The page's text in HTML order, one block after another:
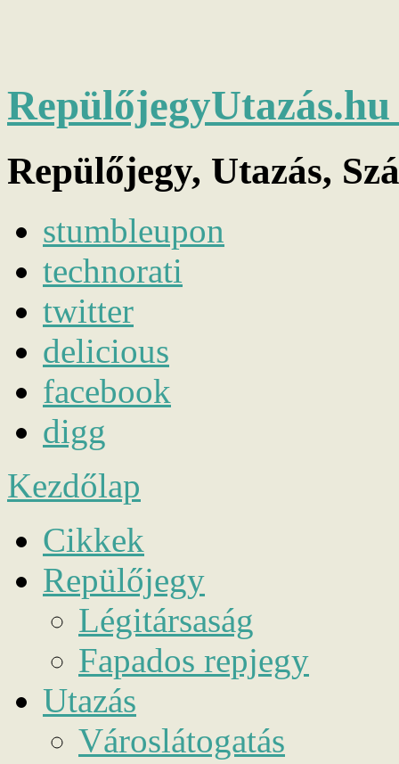
Repülőjegy, Utazás,
stumbleupon
technorati
twitter
delicious
facebook
digg
Kezdőlap
Cikkek
Repülőjegy
Légitársaság
Fapados repjegy
Utazás
Városlátogatás